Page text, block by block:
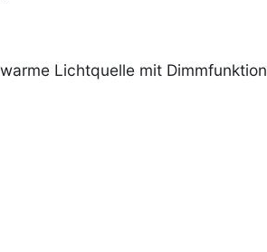
Lichtquelle mit Dimmfunktion